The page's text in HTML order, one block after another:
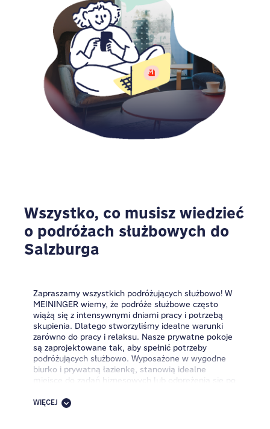
Wszystko, co musisz wiedzieć
o podróżach służbowych do
Salzburga
Zapraszamy wszystkich podróżujących służbowo! W
MEININGER wiemy, że podróże służbowe często
wiążą się z intensywnymi dniami pracy i potrzebą
skupienia. Dlatego stworzyliśmy idealne warunki
zarówno do pracy i relaksu. Nasze prywatne pokoje
są zaprojektowane tak, aby spełnić potrzeby
podróżujących służbowo. Wyposażone w wygodne
biurko i prywatną łazienkę, stanowią idealne
miejsce do zadań biznesowych lub odprężenia się po
WIĘCEJ